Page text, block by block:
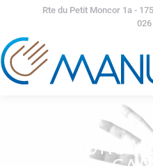
Rte du Petit Moncor 1a -